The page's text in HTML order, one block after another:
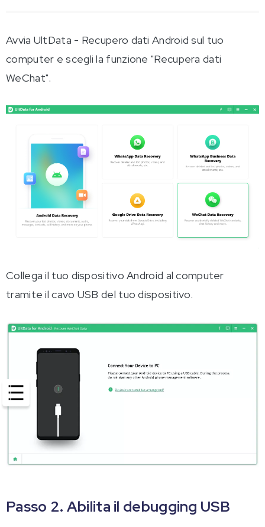
Avvia UltData - Recupero dati Android sul tuo
computer e scegli la funzione "Recupera dati
WeChat".
Collega il tuo dispositivo Android al computer
tramite il cavo USB del tuo dispositivo.
Passo 2. Abilita il debugging USB